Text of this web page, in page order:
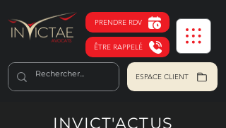
PRENDRE RDV
ÊTRE RAPPELÉ
ESPACE CLIENT
INVICT'ACTUS